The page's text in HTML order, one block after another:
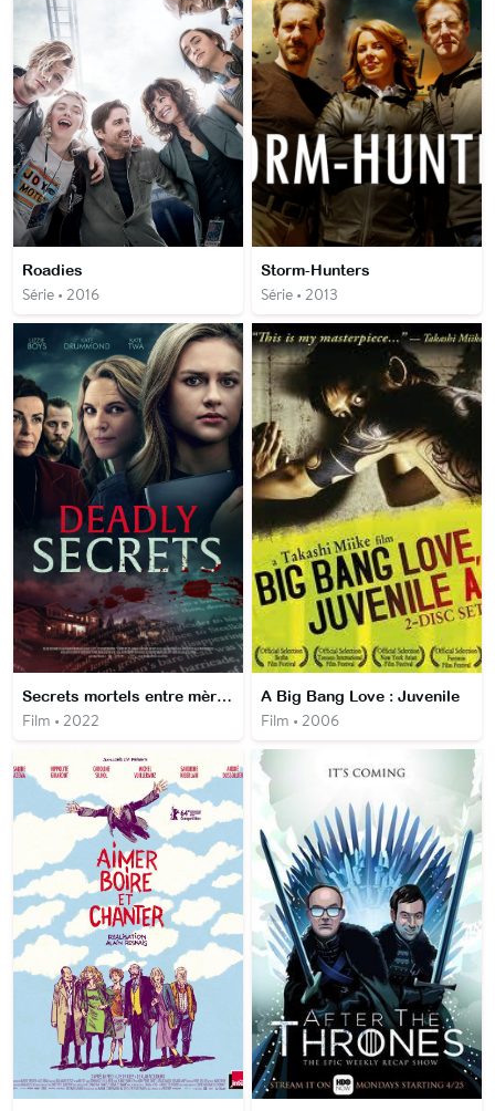
Roadies
Série • 2016
Storm-Hunters
Série • 2013
Secrets mortels entre mère et fille
Film • 2022
A Big Bang Love : Juvenile
Film • 2006